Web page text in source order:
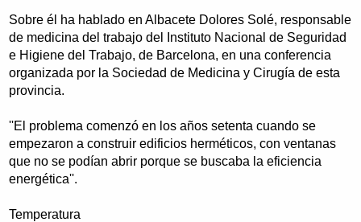
Sobre él ha hablado en Albacete Dolores Solé, responsable
de medicina del trabajo del Instituto Nacional de Seguridad
e Higiene del Trabajo, de Barcelona, en una conferencia
organizada por la Sociedad de Medicina y Cirugía de esta
provincia.
''El problema comenzó en los años setenta cuando se
empezaron a construir edificios herméticos, con ventanas
que no se podían abrir porque se buscaba la eficiencia
energética''.
Temperatura